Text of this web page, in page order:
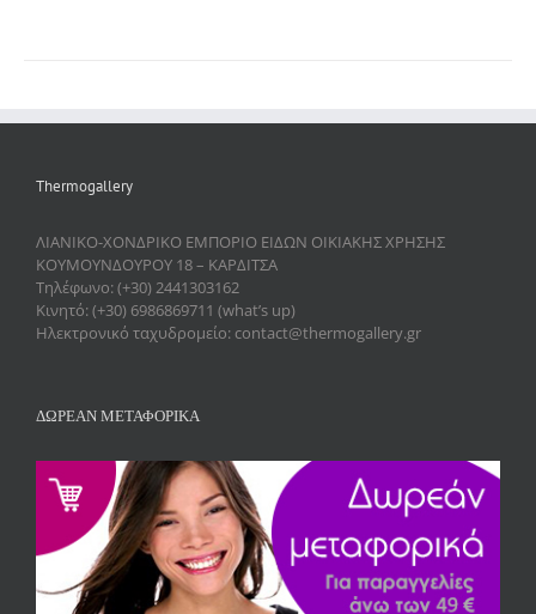
Thermogallery
ΛΙΑΝΙΚΟ-ΧΟΝΔΡΙΚΟ ΕΜΠΟΡΙΟ ΕΙΔΩΝ ΟΙΚΙΑΚΗΣ ΧΡΗΣΗΣ
ΚΟΥΜΟΥΝΔΟΥΡΟΥ 18 – ΚΑΡΔΙΤΣΑ
Τηλέφωνο: (+30) 2441303162
Κινητό: (+30) 6986869711 (what’s up)
Ηλεκτρονικό ταχυδρομείο: contact@thermogallery.gr
ΔΩΡΕΑΝ ΜΕΤΑΦΟΡΙΚΑ